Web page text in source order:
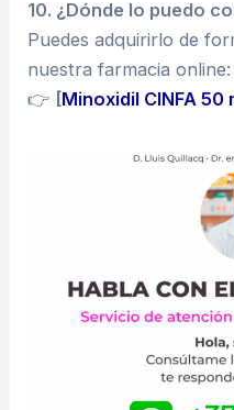
10. ¿Dónde lo puedo
Puedes adquirirlo de
nuestra farmacia online:
👉 [Minoxidil CINFA 50